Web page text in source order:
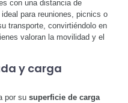
con una distancia de
para reuniones, picnics o
transporte, convirtiéndolo en
valoran la movilidad y el
y carga
por su superficie de carga